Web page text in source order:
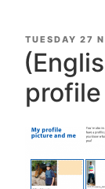
POSTED
ON
TUESDAY 27